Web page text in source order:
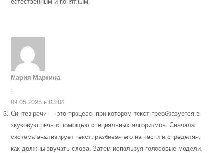
Мария Маркина
:
09.05.2025 в 03:04
Синтез речи — это процесс, при котором текст преобразуется в
звуковую речь с помощью специальных алгоритмов. Сначала
система анализирует текст, разбивая его на части и определяя,
как должны звучать слова. Затем используя голосовые модели,